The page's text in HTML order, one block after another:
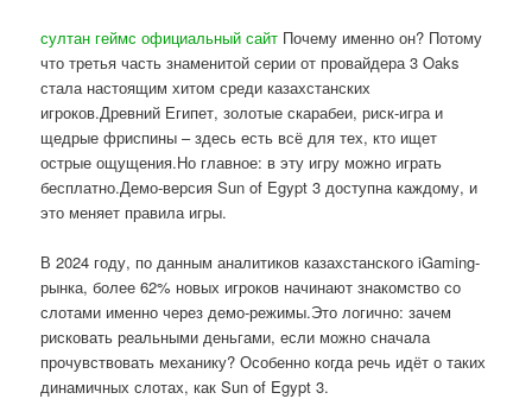
султан геймс официальный сайт Почему именно он? Потому
что третья часть знаменитой серии от провайдера 3 Oaks
стала настоящим хитом среди казахстанских
игроков.Древний Египет, золотые скарабеи, риск-игра и
щедрые фриспины – здесь есть всё для тех, кто ищет
острые ощущения.Но главное: в эту игру можно играть
бесплатно.Демо-версия Sun of Egypt 3 доступна каждому, и
это меняет правила игры.
В 2024 году, по данным аналитиков казахстанского iGaming-
рынка, более 62% новых игроков начинают знакомство со
слотами именно через демо-режимы.Это логично: зачем
рисковать реальными деньгами, если можно сначала
прочувствовать механику? Особенно когда речь идёт о таких
динамичных слотах, как Sun of Egypt 3.